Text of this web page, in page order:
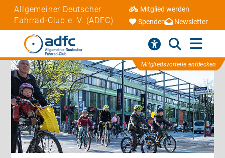
Allgemeiner Deutscher
Fahrrad-Club e. V. (ADFC)
Mitglied werden
Spenden
Newsletter
Mitgliedsvorteile entdecken